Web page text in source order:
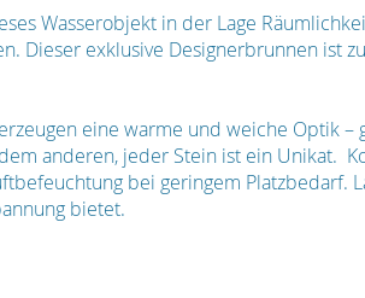
Wasserobjekt in der Lage
Dieser exklusive Designerbrunnen ist
eine warme und weiche Optik –
anderen, jeder Stein ist ein Unikat.
bei geringem Platzbedarf.
bietet.